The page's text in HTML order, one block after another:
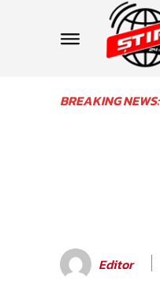
BREAKING NEWS:
Editor